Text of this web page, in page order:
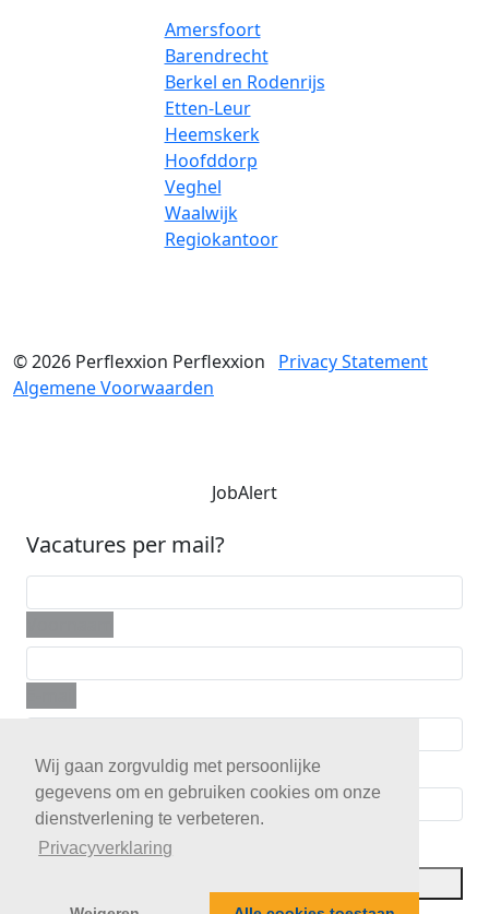
Wij gaan zorgvuldig met persoonlijke
gegevens om en gebruiken cookies om onze
dienstverlening te verbeteren.
Privacyverklaring
Amersfoort
Barendrecht
Berkel en Rodenrijs
Etten-Leur
Heemskerk
Hoofddorp
Veghel
Waalwijk
Regiokantoor
© 2026 Perflexxion Perflexxion
Privacy Statement
Algemene Voorwaarden
JobAlert
Vacatures per mail?
Telefoon
Postcode